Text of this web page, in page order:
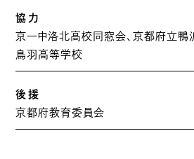
協力
京一中洛北高校同窓会、京都府立鴨
鳥羽高等学校
後援
京都府教育委員会